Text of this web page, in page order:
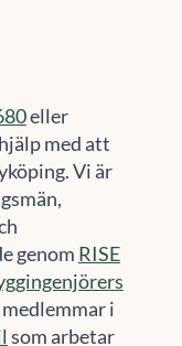
eller
med att
Vi är
genom RISE
medlemmar i
som arbetar